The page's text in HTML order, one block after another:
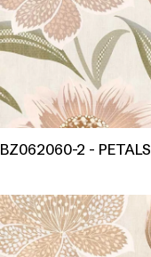
BZ062060-2 - PETALS